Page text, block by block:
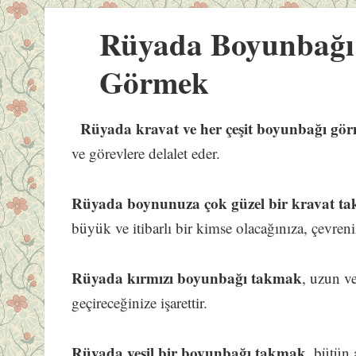
Rüyada
Görmek
Rüyada kravat ve her çeşit boyunbağı
ve görevlere delalet eder.
Rüyada boynunuza çok güzel bir kravat
büyük ve itibarlı bir kimse olacağınıza,
Rüyada kırmızı boyunbağı takmak, uzun
geçireceğinize işarettir.